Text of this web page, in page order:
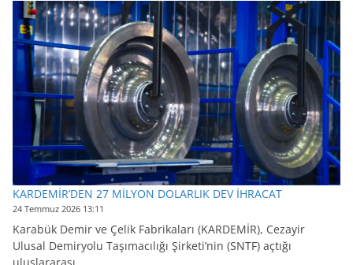
KARDEMİR’DEN 27 MİLYON DOLARLIK DEV İHRACAT
24 Temmuz 2026 13:11
Karabük Demir ve Çelik Fabrikaları (KARDEMİR), Cezayir
Ulusal Demiryolu Taşımacılığı Şirketi’nin (SNTF) açtığı